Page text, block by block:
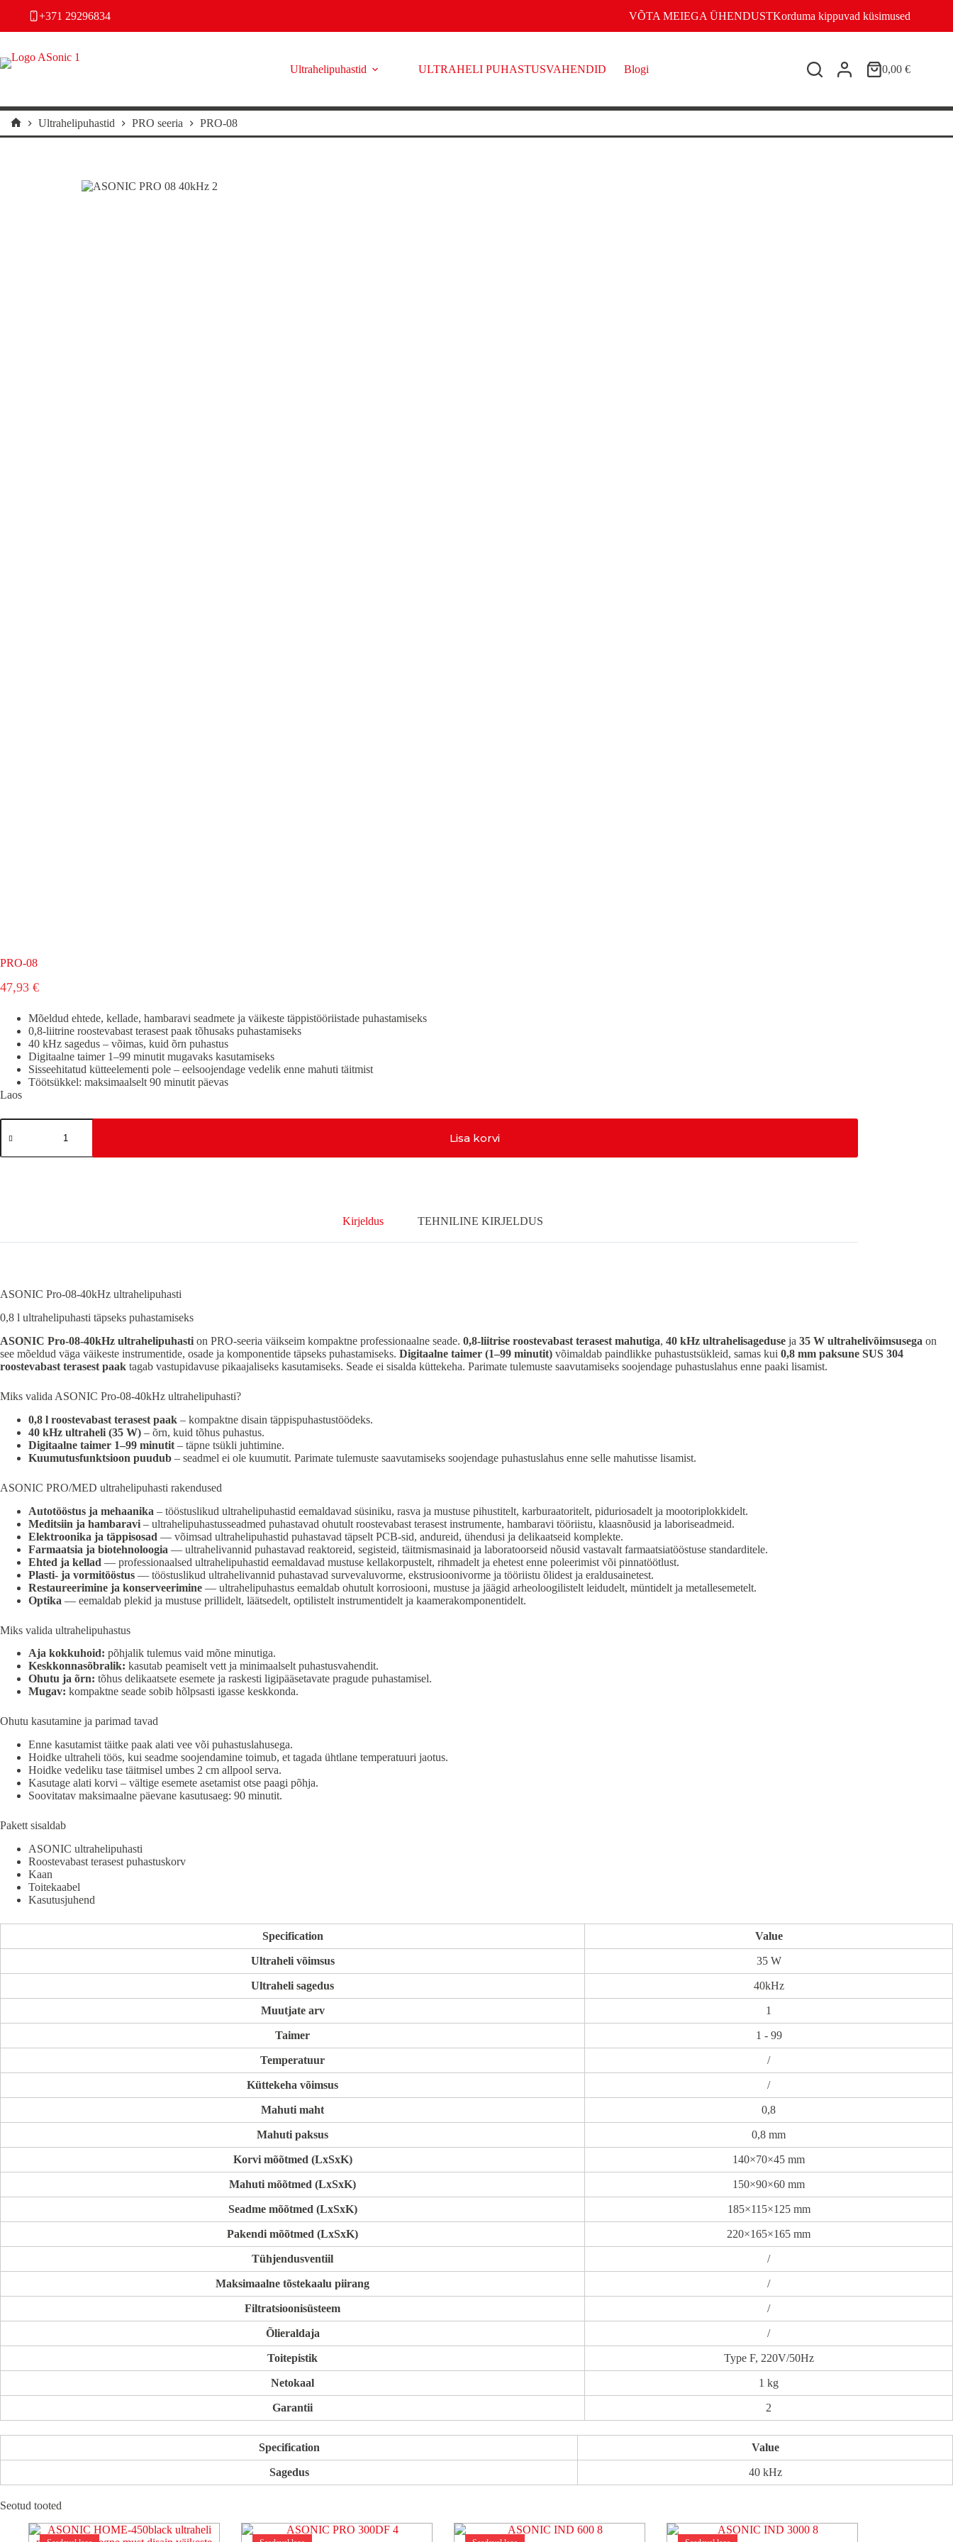
content
+371 29296834 VÕTA MEIEGA ÜHENDUSTKorduma kippuvad küsimused
Ultrahelipuhastid ULTRAHELI PUHASTUSVAHENDID Blogi
Shopping
0,00 €
Home
Ultrahelipuhastid PRO seeria PRO-08
PRO-08
47,93 €
Mõeldud ehtede, kellade, hambaravi seadmete ja väikeste täppistööriistade puhastamiseks
0,8-liitrine roostevabast terasest paak tõhusaks puhastamiseks
40 kHz sagedus – võimas, kuid õrn puhastus
Digitaalne taimer 1–99 minutit mugavaks kasutamiseks
Sisseehitatud kütteelementi pole – eelsoojendage vedelik enne mahuti täitmist
Töötsükkel: maksimaalselt 90 minutit päevas
Laos
PRO-
08
Lisa korvi
Kirjeldus TEHNILINE KIRJELDUS
ASONIC Pro-08-40kHz ultrahelipuhasti
0,8 l ultrahelipuhasti täpseks puhastamiseks
ASONIC Pro-08-40kHz ultrahelipuhasti on PRO-seeria väikseim kompaktne professionaalne seade. 0,8-liitrise roostevabast terasest mahutiga, 40 kHz ultrahelisageduse ja 35 W ultrahelivõimsusega on
see mõeldud väga väikeste instrumentide, osade ja komponentide täpseks puhastamiseks. Digitaalne taimer (1–99 minutit) võimaldab paindlikke puhastustsükleid, samas kui 0,8 mm paksune SUS 304
roostevabast terasest paak tagab vastupidavuse pikaajaliseks kasutamiseks. Seade ei sisalda küttekeha. Parimate tulemuste saavutamiseks soojendage puhastuslahus enne paaki lisamist.
Miks valida ASONIC Pro-08-40kHz ultrahelipuhasti?
0,8 l roostevabast terasest paak – kompaktne disain täppispuhastustöödeks.
40 kHz ultraheli (35 W) – õrn, kuid tõhus puhastus.
Digitaalne taimer 1–99 minutit – täpne tsükli juhtimine.
Kuumutusfunktsioon puudub – seadmel ei ole kuumutit. Parimate tulemuste saavutamiseks soojendage puhastuslahus enne selle mahutisse lisamist.
ASONIC PRO/MED ultrahelipuhasti rakendused
Autotööstus ja mehaanika – tööstuslikud ultrahelipuhastid eemaldavad süsiniku, rasva ja mustuse pihustitelt, karburaatoritelt, piduriosadelt ja mootoriplokkidelt.
Meditsiin ja hambaravi – ultrahelipuhastusseadmed puhastavad ohutult roostevabast terasest instrumente, hambaravi tööriistu, klaasnõusid ja laboriseadmeid.
Elektroonika ja täppisosad — võimsad ultrahelipuhastid puhastavad täpselt PCB-sid, andureid, ühendusi ja delikaatseid komplekte.
Farmaatsia ja biotehnoloogia — ultrahelivannid puhastavad reaktoreid, segisteid, täitmismasinaid ja laboratoorseid nõusid vastavalt farmaatsiatööstuse standarditele.
Ehted ja kellad — professionaalsed ultrahelipuhastid eemaldavad mustuse kellakorpustelt, rihmadelt ja ehetest enne poleerimist või pinnatöötlust.
Plasti- ja vormitööstus — tööstuslikud ultrahelivannid puhastavad survevaluvorme, ekstrusioonivorme ja tööriistu õlidest ja eraldusainetest.
Restaureerimine ja konserveerimine — ultrahelipuhastus eemaldab ohutult korrosiooni, mustuse ja jäägid arheoloogilistelt leidudelt, müntidelt ja metallesemetelt.
Optika — eemaldab plekid ja mustuse prillidelt, läätsedelt, optilistelt instrumentidelt ja kaamerakomponentidelt.
Miks valida ultrahelipuhastus
Aja kokkuhoid: põhjalik tulemus vaid mõne minutiga.
Keskkonnasõbralik: kasutab peamiselt vett ja minimaalselt puhastusvahendit.
Ohutu ja õrn: tõhus delikaatsete esemete ja raskesti ligipääsetavate pragude puhastamisel.
Mugav: kompaktne seade sobib hõlpsasti igasse keskkonda.
Ohutu kasutamine ja parimad tavad
Enne kasutamist täitke paak alati vee või puhastuslahusega.
Hoidke ultraheli töös, kui seadme soojendamine toimub, et tagada ühtlane temperatuuri jaotus.
Hoidke vedeliku tase täitmisel umbes 2 cm allpool serva.
Kasutage alati korvi – vältige esemete asetamist otse paagi põhja.
Soovitatav maksimaalne päevane kasutusaeg: 90 minutit.
Pakett sisaldab
ASONIC ultrahelipuhasti
Roostevabast terasest puhastuskorv
Kaan
Toitekaabel
Kasutusjuhend
Specification Value
Ultraheli võimsus 35 W
Ultraheli sagedus 40kHz
Muutjate arv 1
Taimer 1 - 99
Temperatuur /
Küttekeha võimsus /
Mahuti maht 0,8
Mahuti paksus 0,8 mm
Korvi mõõtmed (LxSxK) 140×70×45 mm
Mahuti mõõtmed (LxSxK) 150×90×60 mm
Seadme mõõtmed (LxSxK) 185×115×125 mm
Pakendi mõõtmed (LxSxK) 220×165×165 mm
Tühjendusventiil /
Maksimaalne tõstekaalu piirang /
Filtratsioonisüsteem /
Õlieraldaja /
Toitepistik Type F, 220V/50Hz
Netokaal 1 kg
Garantii 2
Specification Value
Sagedus 40 kHz
Seotud tooted